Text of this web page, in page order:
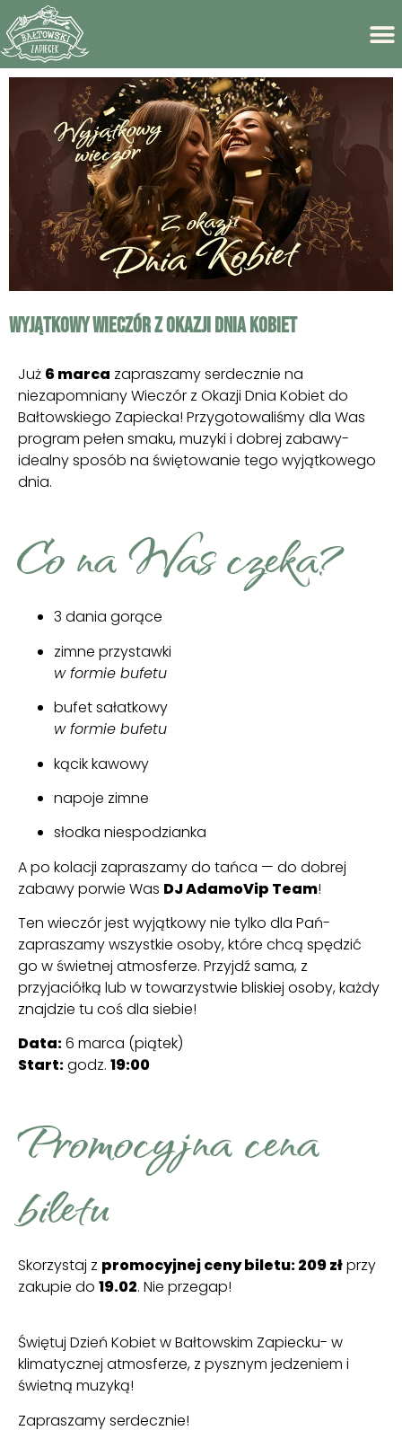
Wyjątkowy Wieczór z Okazji Dnia Kobiet
Już 6 marca zapraszamy serdecznie na
niezapomniany Wieczór z Okazji Dnia Kobiet do
Bałtowskiego Zapiecka! Przygotowaliśmy dla Was
program pełen smaku, muzyki i dobrej zabawy-
idealny sposób na świętowanie tego wyjątkowego
dnia.
Co na Was czeka?
3 dania gorące
zimne przystawki
w formie bufetu
bufet sałatkowy
w formie bufetu
kącik kawowy
napoje zimne
słodka niespodzianka
A po kolacji zapraszamy do tańca — do dobrej
zabawy porwie Was DJ AdamoVip Team!
Ten wieczór jest wyjątkowy nie tylko dla Pań-
zapraszamy wszystkie osoby, które chcą spędzić
go w świetnej atmosferze. Przyjdź sama, z
przyjaciółką lub w towarzystwie bliskiej osoby, każdy
znajdzie tu coś dla siebie!
Data:6 marca (piątek)
Start:godz. 19:00
Promocyjna cena
biletu
Skorzystaj z promocyjnej ceny biletu: 209 złprzy
zakupie do 19.02. Nie przegap!
Świętuj Dzień Kobiet w Bałtowskim Zapiecku- w
klimatycznej atmosferze, z pysznym jedzeniem i
świetną muzyką!
Zapraszamy serdecznie!